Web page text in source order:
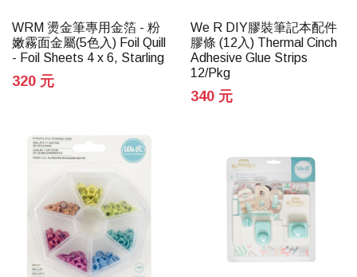
WRM 燙金筆專用金箔 - 粉
嫩霧面金屬(5色入) Foil Quill
- Foil Sheets 4 x 6, Starling
320 元
We R DIY膠裝筆記本配件
膠條 (12入) Thermal Cinch
Adhesive Glue Strips
12/Pkg
340 元